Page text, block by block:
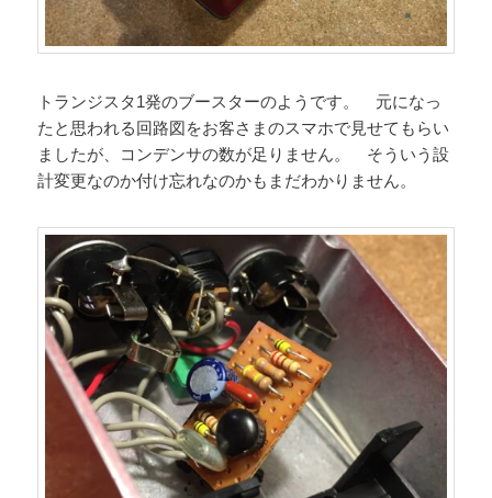
トランジスタ1発のブースターのようです。 元になっ
たと思われる回路図をお客さまのスマホで見せてもらい
ましたが、コンデンサの数が足りません。 そういう設
計変更なのか付け忘れなのかもまだわかりません。